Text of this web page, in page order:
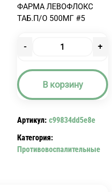
ФАРМА ЛЕВОФЛОКС
ТАБ.П/О 500МГ #5
-
ЛЕВОФЛОКС
ТАБ.П/
О
#5
+
В корзину
Артикул: c99834dd5e8e
Категория:
Противовоспалительные